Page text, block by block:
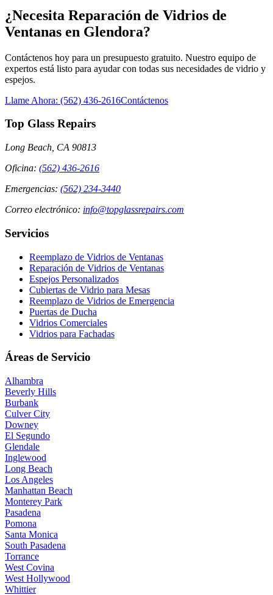
¿Necesita Reparación de Vidrios de
Ventanas en Glendora?
Contáctenos hoy para un presupuesto gratuito. Nuestro equipo de
expertos está listo para ayudar con todas sus necesidades de vidrio y
espejos.
Llame Ahora: (562) 436-2616Contáctenos
Top Glass Repairs
Long Beach, CA 90813
Oficina: (562) 436-2616
Emergencias: (562) 234-3440
Correo electrónico: info@topglassrepairs.com
Servicios
Reemplazo de Vidrios de Ventanas
Reparación de Vidrios de Ventanas
Espejos Personalizados
Cubiertas de Vidrio para Mesas
Reemplazo de Vidrios de Emergencia
Puertas de Ducha
Vidrios Comerciales
Vidrios para Fachadas
Áreas de Servicio
Alhambra
Beverly Hills
Burbank
Culver City
Downey
El Segundo
Glendale
Inglewood
Long Beach
Los Angeles
Manhattan Beach
Monterey Park
Pasadena
Pomona
Santa Monica
South Pasadena
Torrance
West Covina
West Hollywood
Whittier